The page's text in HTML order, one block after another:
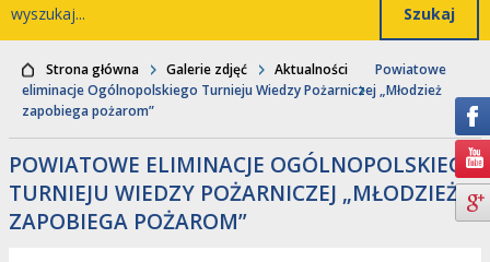
Strona główna Galerie zdjęć Aktualności
Powiatowe
eliminacje Ogólnopolskiego Turnieju Wiedzy Pożarniczej „Młodzież
zapobiega pożarom”
POWIATOWE ELIMINACJE OGÓLNOPOLSKIEGO
TURNIEJU WIEDZY POŻARNICZEJ „MŁODZIEŻ
ZAPOBIEGA POŻAROM”